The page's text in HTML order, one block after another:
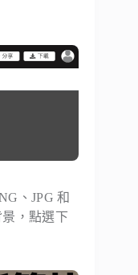
、JPG 和
，點選下